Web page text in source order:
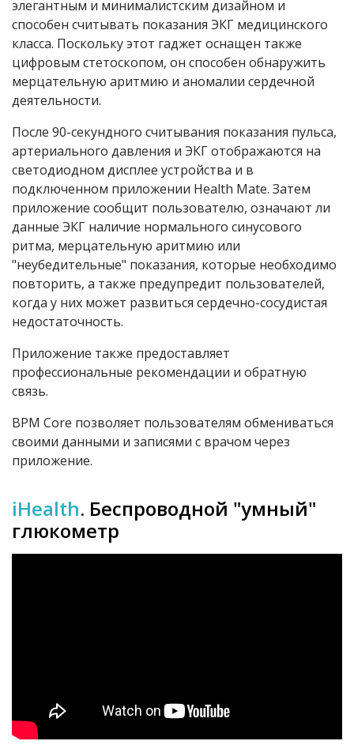
элегантным и минималистским дизайном и
способен считывать показания ЭКГ медицинского
класса. Поскольку этот гаджет оснащен также
цифровым стетоскопом, он способен обнаружить
мерцательную аритмию и аномалии сердечной
деятельности.
После 90-секундного считывания показания пульса,
артериального давления и ЭКГ отображаются на
светодиодном дисплее устройства и в
подключенном приложении Health Mate. Затем
приложение сообщит пользователю, означают ли
данные ЭКГ наличие нормального синусового
ритма, мерцательную аритмию или
"неубедительные" показания, которые необходимо
повторить, а также предупредит пользователей,
когда у них может развиться сердечно-сосудистая
недостаточность.
Приложение также предоставляет
профессиональные рекомендации и обратную
связь.
BPM Core позволяет пользователям обмениваться
своими данными и записями с врачом через
приложение.
iHealth. Беспроводной "умный"
глюкометр